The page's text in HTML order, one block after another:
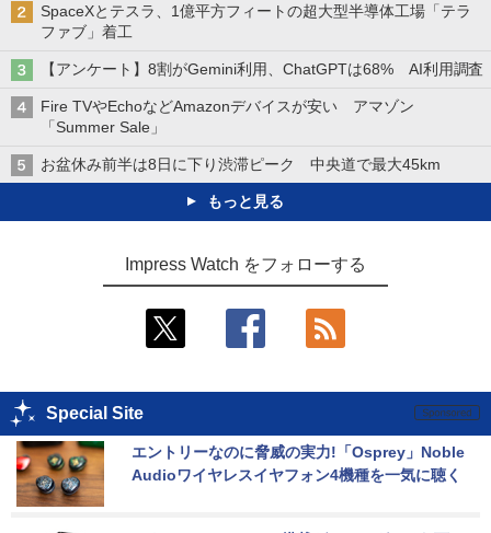
SpaceXとテスラ、1億平方フィートの超大型半導体工場「テラ
ファブ」着工
【アンケート】8割がGemini利用、ChatGPTは68% AI利用調査
Fire TVやEchoなどAmazonデバイスが安い アマゾン
「Summer Sale」
お盆休み前半は8日に下り渋滞ピーク 中央道で最大45km
もっと見る
Impress Watch をフォローする
Special Site
エントリーなのに脅威の実力!「Osprey」Noble
Audioワイヤレスイヤフォン4機種を一気に聴く